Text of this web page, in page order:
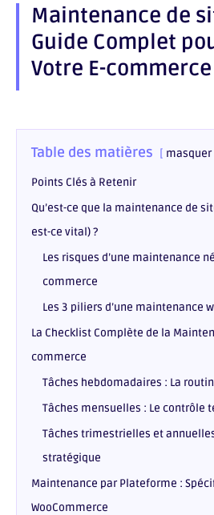
Maintenance de
Guide Complet
Votre E-commerce
Table des matières masquer
Points Clés à Retenir
Qu’est-ce que la maintenance de
est-ce vital) ?
Les risques d’une maintenance
commerce
Les 3 piliers d’une maintenance
La Checklist Complète de la
commerce
Tâches hebdomadaires : La
Tâches mensuelles : Le contrôle
Tâches trimestrielles et
stratégique
Maintenance par Plateforme :
WooCommerce